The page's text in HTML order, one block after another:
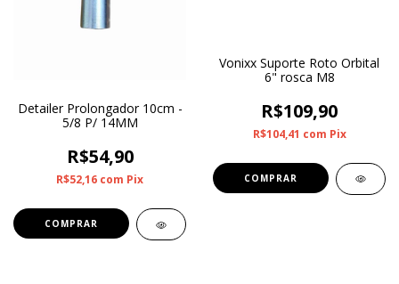
Detailer Prolongador 10cm -
5/8 P/ 14MM
R$54,90
R$52,16 com Pix
Vonixx Suporte Roto Orbital
6" rosca M8
R$109,90
R$104,41 com Pix